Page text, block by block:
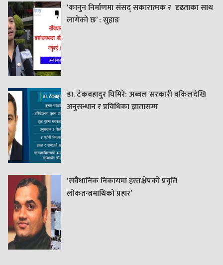
‘कानुन निर्माणमा संसद् सकारात्मक र दृढताका साथ
लागेको छ’ : सुहाङ
डा. टेकबहादुर घिमिरे: अब्बल सरकारी वकिलदेखि
अनुसन्धान र प्रविधिका ज्ञातासम्म
‘संवैधानिक निकायमा हस्तक्षेपको प्रवृति
लोकतन्त्रमाथिको प्रहार’